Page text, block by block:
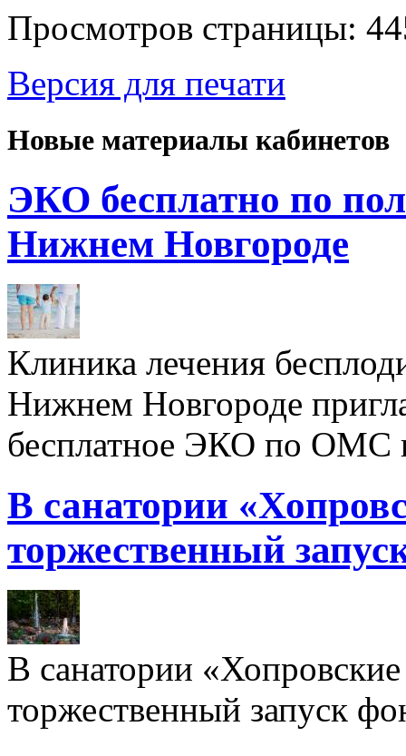
Просмотров страницы:
Версия для печати
Новые материалы кабинетов
ЭКО бесплатно по
Нижнем Новгороде
Клиника лечения
Нижнем Новгороде
бесплатное ЭКО по ОМС
В санатории
торжественный
В санатории «Хопровские
торжественный запуск